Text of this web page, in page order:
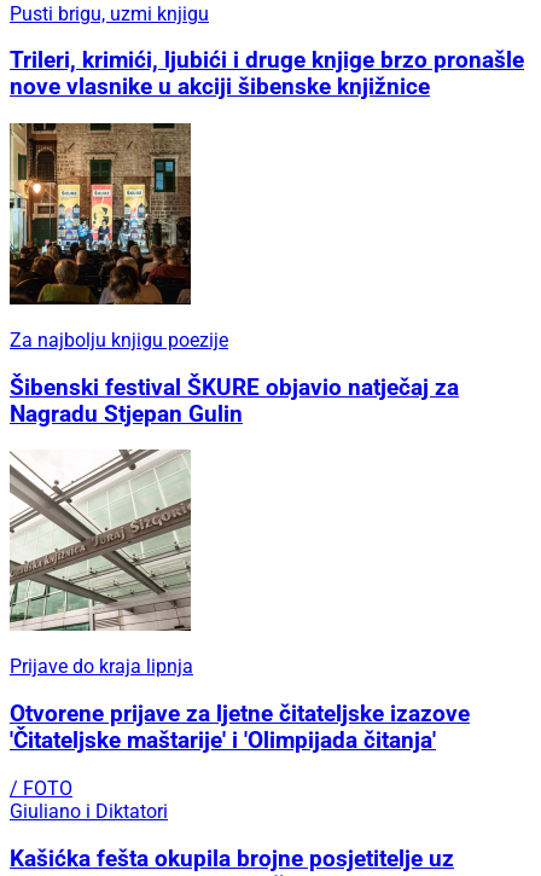
Pusti brigu, uzmi knjigu
Trileri, krimići, ljubići i druge knjige brzo pronašle
nove vlasnike u akciji šibenske knjižnice
Za najbolju knjigu poezije
Šibenski festival ŠKURE objavio natječaj za
Nagradu Stjepan Gulin
Prijave do kraja lipnja
Otvorene prijave za ljetne čitateljske izazove
'Čitateljske maštarije' i 'Olimpijada čitanja'
/ FOTO
Giuliano i Diktatori
Kašićka fešta okupila brojne posjetitelje uz